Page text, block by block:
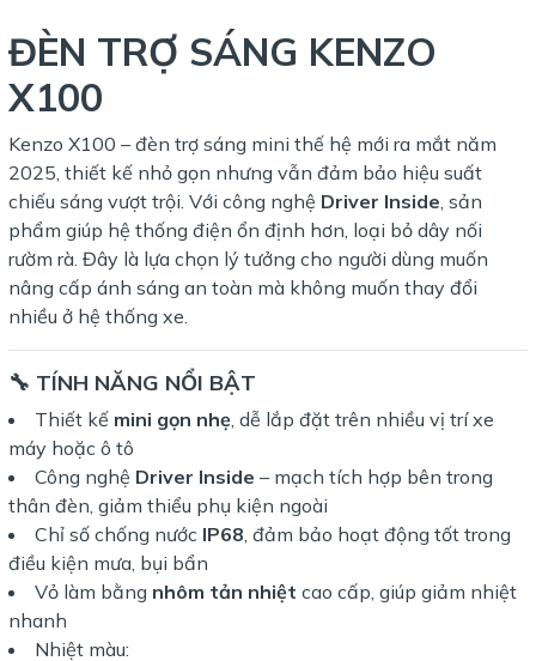
ĐÈN TRỢ SÁNG KENZO
X100
Kenzo X100 – đèn trợ sáng mini thế hệ mới ra mắt năm
2025, thiết kế nhỏ gọn nhưng vẫn đảm bảo hiệu suất
chiếu sáng vượt trội. Với công nghệ Driver Inside , sản
phẩm giúp hệ thống điện ổn định hơn, loại bỏ dây nối
rườm rà. Đây là lựa chọn lý tưởng cho người dùng muốn
nâng cấp ánh sáng an toàn mà không muốn thay đổi
nhiều ở hệ thống xe.
🔧 TÍNH NĂNG NỔI BẬT
Thiết kế mini gọn nhẹ , dễ lắp đặt trên nhiều vị trí xe
máy hoặc ô tô
Công nghệ Driver Inside – mạch tích hợp bên trong
thân đèn, giảm thiểu phụ kiện ngoài
Chỉ số chống nước IP68 , đảm bảo hoạt động tốt trong
điều kiện mưa, bụi bẩn
Vỏ làm bằng nhôm tản nhiệt cao cấp, giúp giảm nhiệt
nhanh
Nhiệt màu: